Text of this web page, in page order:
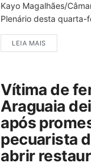
Kayo Magalhães/
Plenário desta quarta-
LEIA MAIS
Vítima de
Araguaia
após
pecuarista
abrir